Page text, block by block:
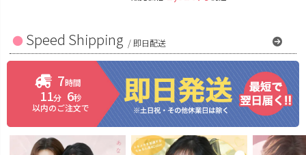
Speed Shipping / 即日配送
7時間
11分 5秒
以内のご注文で